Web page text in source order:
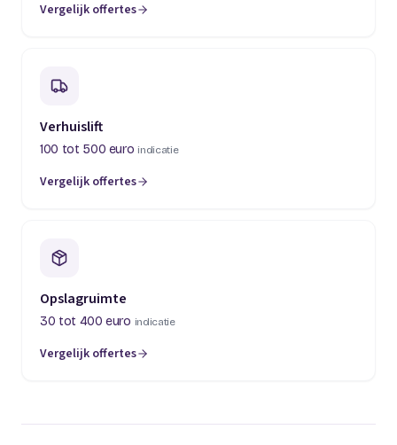
Vergelijk offertes
(opent in een nieuw tabblad)
Verhuislift
100 tot 500 euro indicatie
Vergelijk offertes
(opent in een nieuw tabblad)
Opslagruimte
30 tot 400 euro indicatie
Vergelijk offertes
(opent in een nieuw tabblad)